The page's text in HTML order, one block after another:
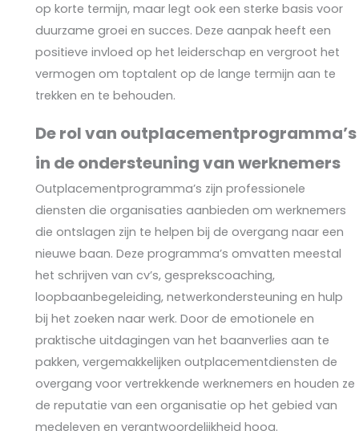
op korte termijn, maar legt ook een sterke basis voor
duurzame groei en succes. Deze aanpak heeft een
positieve invloed op het leiderschap en vergroot het
vermogen om toptalent op de lange termijn aan te
trekken en te behouden.
De rol van outplacementprogramma’s
in de ondersteuning van werknemers
Outplacementprogramma’s zijn professionele
diensten die organisaties aanbieden om werknemers
die ontslagen zijn te helpen bij de overgang naar een
nieuwe baan. Deze programma’s omvatten meestal
het schrijven van cv’s, gesprekscoaching,
loopbaanbegeleiding, netwerkondersteuning en hulp
bij het zoeken naar werk. Door de emotionele en
praktische uitdagingen van het baanverlies aan te
pakken, vergemakkelijken outplacementdiensten de
overgang voor vertrekkende werknemers en houden ze
de reputatie van een organisatie op het gebied van
medeleven en verantwoordelijkheid hoog.